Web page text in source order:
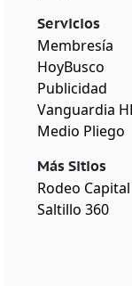
Servicios
Membresía
HoyBusco
Publicidad
Vanguardia
Medio Pliego
Más Sitios
Rodeo Capital
Saltillo 360